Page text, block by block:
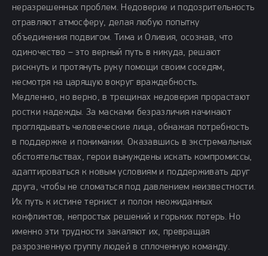
неразрешенных проблем. Недоверие и подозрительность
отравляют атмосферу, делая любую попытку
объединения подвигом. Тима и Оливия, осознав, что
одиночество – это верный путь в никуда, решают
рискнуть и протянуть руку помощи своим соседям,
несмотря на царящую вокруг враждебность.
Медленно, но верно, в трещинах недоверия прорастают
ростки надежды. За масками безразличия начинают
проглядывать человеческие лица, обнажая потребность
в поддержке и понимании. Оказавшись в экстремальных
обстоятельствах, герои вынуждены искать компромиссы,
адаптироваться к новым условиям и поддерживать друг
друга, чтобы не сломаться под давлением неизвестности.
Их путь к истине тернист и полон неожиданных
конфликтов, непростых решений и горьких потерь. Но
именно эти трудности закаляют их, превращая
разрозненную группу людей в сплоченную команду.